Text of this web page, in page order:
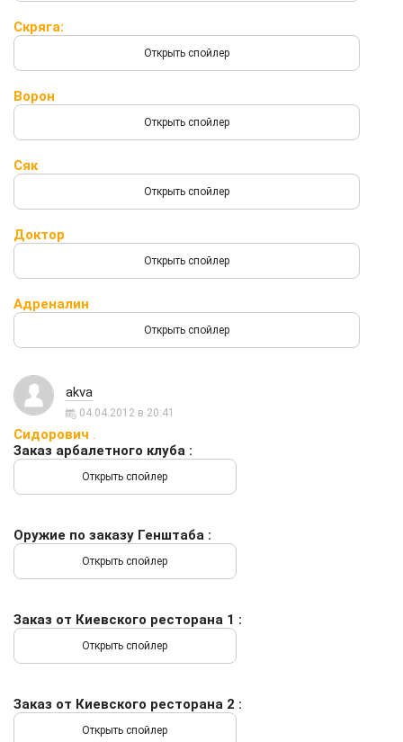
Скряга:
Ворон
Сяк
Доктор
Адреналин
akva
04.04.2012 в 20:41
Сидорович .
Заказ арбалетного клуба :
Оружие по заказу Генштаба :
Заказ от Киевского ресторана 1 :
Заказ от Киевского ресторана 2 :